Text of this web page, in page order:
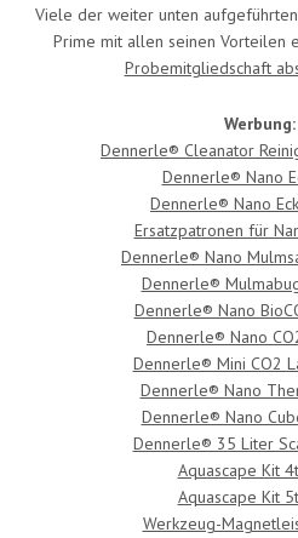
Viele der weiter unten
Prime mit allen seinen Vorteilen
Probemitgliedschaft
Werbung:
Dennerle® Cleanator
Dennerle® Nano
Dennerle® Nano
Ersatzpatronen für
Dennerle® Nano
Dennerle®
Dennerle® Nano
Dennerle® Nano
Dennerle® Mini CO2
Dennerle® Nano
Dennerle® Nano
Dennerle® 35 Liter
Aquascape Kit
Aquascape Kit
Werkzeug-